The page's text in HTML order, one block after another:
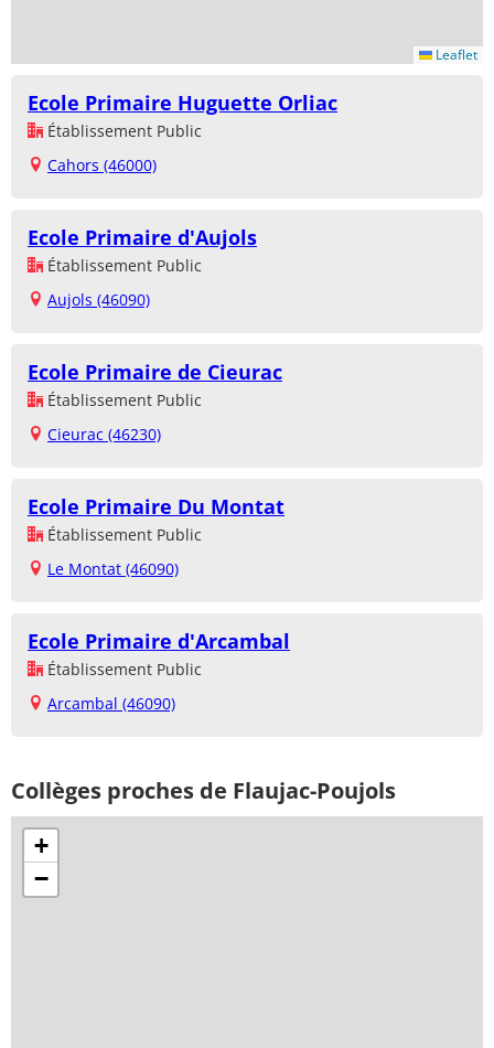
Leaflet
Ecole Primaire Huguette Orliac
Établissement Public
Cahors (46000)
Ecole Primaire d'Aujols
Établissement Public
Aujols (46090)
Ecole Primaire de Cieurac
Établissement Public
Cieurac (46230)
Ecole Primaire Du Montat
Établissement Public
Le Montat (46090)
Ecole Primaire d'Arcambal
Établissement Public
Arcambal (46090)
Collèges proches de Flaujac-Poujols
+
−